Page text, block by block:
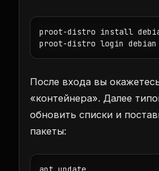
proot-distro install
proot-distro login debian
После входа вы
«контейнера». Далее
обновить списки и
пакеты: